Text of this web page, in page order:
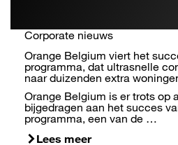
Corporate nieuws
Orange Belgium viert het
programma, dat ultrasnelle
naar duizenden extra
Orange Belgium is er trots op
bijgedragen aan het succes
programma, een van de …
Lees meer